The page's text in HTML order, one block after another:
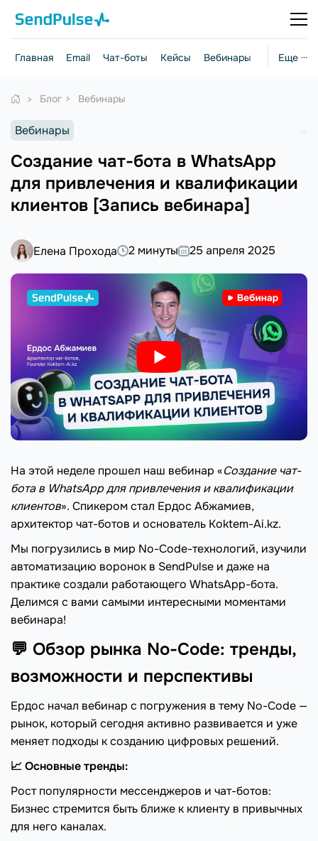
Еще ···
Главная Email Чат-боты Кейсы Вебинары Стратегии
Блог Вебинары
Вебинары
Создание чат-бота в WhatsApp
для привлечения и квалификации
клиентов [Запись вебинара]
Елена Прохода 2 минуты 25 апреля 2025
На этой неделе прошел наш вебинар «Создание чат-
бота в WhatsApp для привлечения и квалификации
клиентов». Спикером стал Ердос Абжамиев,
архитектор чат-ботов и основатель Koktem-Ai.kz.
Мы погрузились в мир No-Code-технологий, изучили
автоматизацию воронок в SendPulse и даже на
практике создали работающего WhatsApp-бота.
Делимся с вами самыми интересными моментами
вебинара!
💬 Обзор рынка No-Code: тренды,
возможности и перспективы
Ердос начал вебинар с погружения в тему No-Code —
рынок, который сегодня активно развивается и уже
меняет подходы к созданию цифровых решений.
📈 Основные тренды:
Рост популярности мессенджеров и чат-ботов:
Бизнес стремится быть ближе к клиенту в привычных
для него каналах.